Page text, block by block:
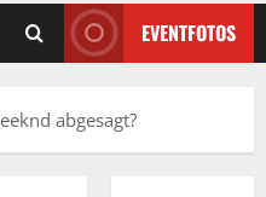
EVENTFOTOS
abgesagt?